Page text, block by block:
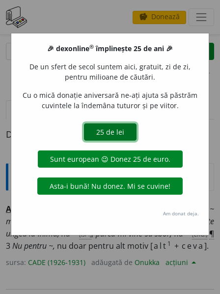
savings Donează
clear
opțiuni
definiții (1) pronunțievolume_up (50)
Definiția cu ID-ul 1332045:
Explicative DEX
A
mai spune-mi ~; n’ai ~
mai bun de făcut?
părea că te
ungea la inimă, nu ~ (ISP.);parcă-mi vine să sbor, nu ~ (CRG.) ¶
3 Nu pentru ~, nu doar pentru alt motiv [alt 1 + ceva].
sursa: CADE (1926-1931) adăugată de Onukka acțiuni
🎉 dexonline® împlinește 25 de ani 🎉
De un sfert de secol suntem aici, gratuit, zi de zi,
pentru milioane de căutări.
Cu o mică donație aniversară ne-ați ajuta să păstrăm
cuvintele la îndemâna tuturor și pe viitor.
Am donat deja.